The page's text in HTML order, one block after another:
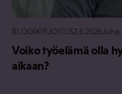
BLOGIKIRJOITUS2.6.2026
Voiko työelämä olla
aikaan?